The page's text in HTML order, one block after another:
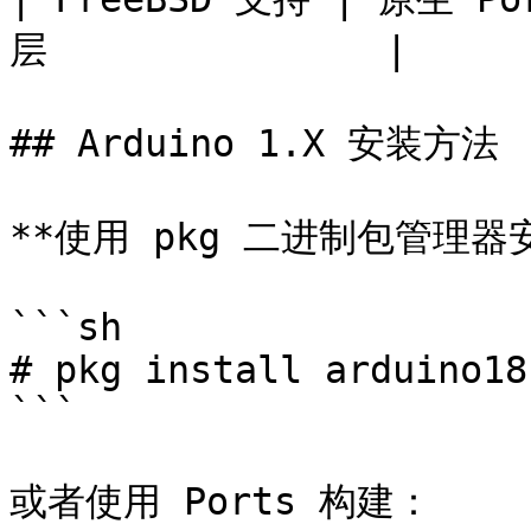
层               |
## Arduino 1.X 安装方法
**使用 pkg 二进制包管理器
```sh
# pkg install arduino18
```
或者使用 Ports 构建：